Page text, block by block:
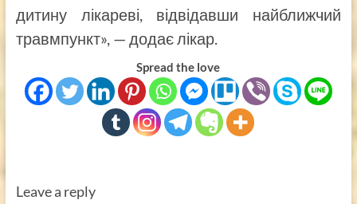
дитину лікареві, відвідавши найближчий
травмпункт», — додає лікар.
Spread the love
Leave a reply